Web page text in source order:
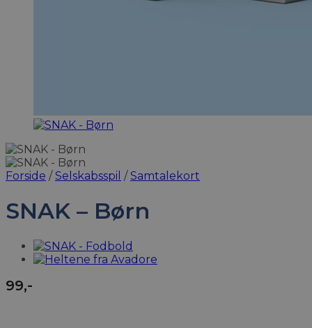
Forside / Selskabsspil / Samtalekort
SNAK – Børn
99,-